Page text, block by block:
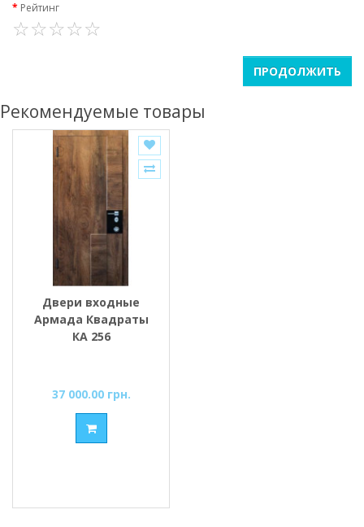
Рейтинг
ПРОДОЛЖИТЬ
Рекомендуемые товары
Двери входные
Армада Квадраты
КА 256
37 000.00 грн.